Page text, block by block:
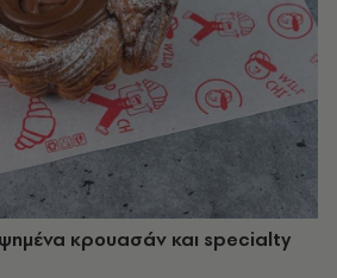
κρουασάν και specialty